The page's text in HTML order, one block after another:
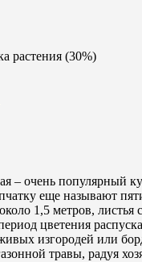
растения (30%)
– очень популярный
еще называют
1,5 метров,
цветения
изгородей или
травы, радуя